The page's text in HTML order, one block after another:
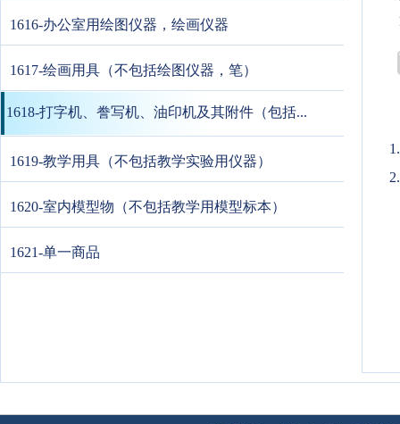
1616-办公室用绘图仪器，绘画仪器
1617-绘画用具（不包括绘图仪器，笔）
1618-打字机、誊写机、油印机及其附件（包括...
1619-教学用具（不包括教学实验用仪器）
1620-室内模型物（不包括教学用模型标本）
1621-单一商品